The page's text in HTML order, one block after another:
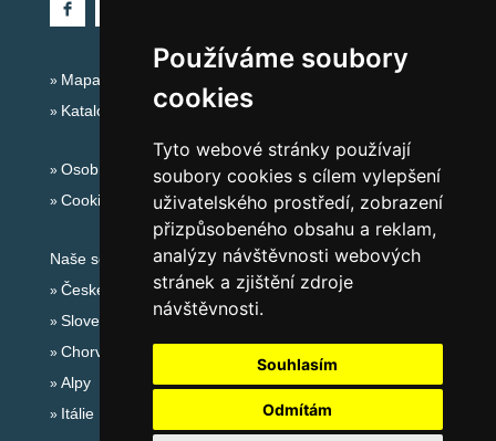
Používáme soubory
cookies
Tyto webové stránky používají
soubory cookies s cílem vylepšení
uživatelského prostředí, zobrazení
přizpůsobeného obsahu a reklam,
analýzy návštěvnosti webových
stránek a zjištění zdroje
návštěvnosti.
Souhlasím
Odmítám
Mapa serveru Alpy - Rakousko
Katalog ubytování
Osobní údaje
Cookies
Naše servery:
České hory
Slovenské hory
Chorvatsko
Alpy
Itálie